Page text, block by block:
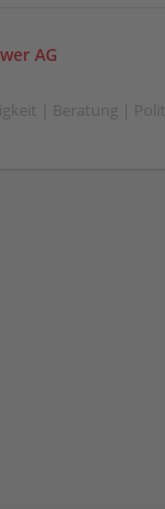
AG
| Beratung |